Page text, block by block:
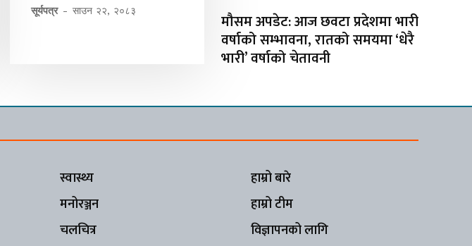
सूर्यपत्र - साउन २२, २०८३ मौसम अपडेट: आज छवटा प्रदेशमा भारी
वर्षाको सम्भावना, रातको समयमा ‘धेरै
भारी’ वर्षाको चेतावनी
स्वास्थ्य
मनोरञ्जन
चलचित्र
हाम्रो बारे
हाम्रो टीम
विज्ञापनको लागि